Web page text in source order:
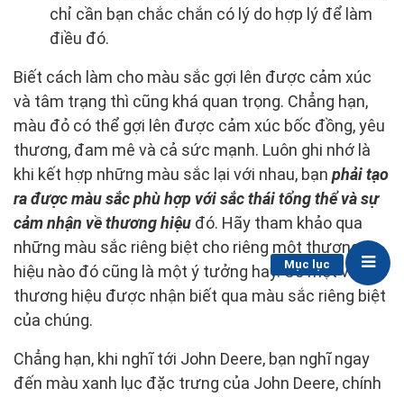
Mục lục
chỉ cần bạn chắc chắn có lý do hợp lý để làm
điều đó.
Biết cách làm cho màu sắc gợi lên được cảm xúc
và tâm trạng thì cũng khá quan trọng. Chẳng hạn,
màu đỏ có thể gợi lên được cảm xúc bốc đồng, yêu
thương, đam mê và cả sức mạnh. Luôn ghi nhớ là
khi kết hợp những màu sắc lại với nhau, bạn phải tạo
ra được màu sắc phù hợp với sắc thái tổng thể và sự
cảm nhận về thương hiệu đó. Hãy tham khảo qua
những màu sắc riêng biệt cho riêng một thương
hiệu nào đó cũng là một ý tưởng hay. Có một vài
thương hiệu được nhận biết qua màu sắc riêng biệt
của chúng.
Chẳng hạn, khi nghĩ tới John Deere, bạn nghĩ ngay
đến màu xanh lục đặc trưng của John Deere, chính